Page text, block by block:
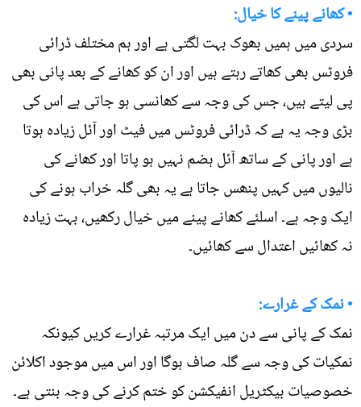
• کھانے پینے کا خیال:
سردی میں ہمیں بھوک بہت لگتی ہے اور ہم مختلف ڈرائی
فروٹس بھی کھاتے رہتے ہیں اور ان کو کھانے کے بعد پانی بھی
پی لیتے ہیں، جس کی وجہ سے کھانسی ہو جاتی ہے اس کی
بڑی وجہ یہ ہے کہ ڈرائی فروٹس میں فیٹ اور آئل زیادہ ہوتا
ہے اور پانی کے ساتھ آئل ہضم نہیں ہو پاتا اور کھانے کی
نالیوں میں کہیں پنھس جاتا ہے یہ بھی گلہ خراب ہونے کی
ایک وجہ ہے۔ اسلئے کھانے پینے میں خیال رکھیں، بہت زیادہ
نہ کھائیں اعتدال سے کھائیں۔
• نمک کے غرارے:
نمک کے پانی سے دن میں ایک مرتبہ غرارے کریں کیونکہ
نمکیات کی وجہ سے گلہ صاف ہوگا اور اس میں موجود اکلائن
خصوصیات بیکٹریل انفیکشن کو ختم کرنے کی وجہ بنتی ہے۔